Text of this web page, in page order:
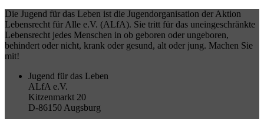
Die Jugend für das Leben ist die Jugendorganisation der Aktion
Lebensrecht für Alle e.V. (ALfA). Sie tritt für das uneingeschränkte
Lebensrecht jedes Menschen in ob geboren oder ungeboren,
behindert oder nicht, krank oder gesund, alt oder jung. Machen Sie
mit!
Jugend für das Leben
ALfA e.V.
Kitzenmarkt 20
D-86150 Augsburg